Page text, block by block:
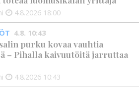
4.8.2026 18:00
4.8. 10:43
purku kovaa vauhtia
– Pihalla kaivuutöitä jarruttaa
4.8.2026 10:43